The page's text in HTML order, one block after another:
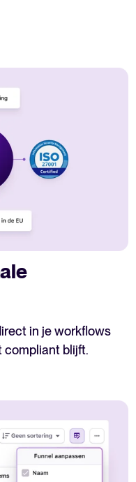
in je workflows
compliant blijft.